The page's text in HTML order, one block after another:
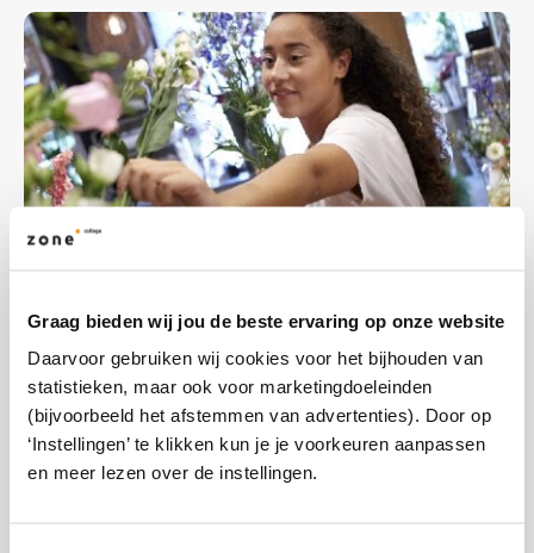
Graag bieden wij jou de beste ervaring op onze website
Daarvoor gebruiken wij cookies voor het bijhouden van
statistieken, maar ook voor marketingdoeleinden
(bijvoorbeeld het afstemmen van advertenties). Door op
‘Instellingen’ te klikken kun je je voorkeuren aanpassen
en meer lezen over de instellingen.
Mbo & Entree
Meld je aan